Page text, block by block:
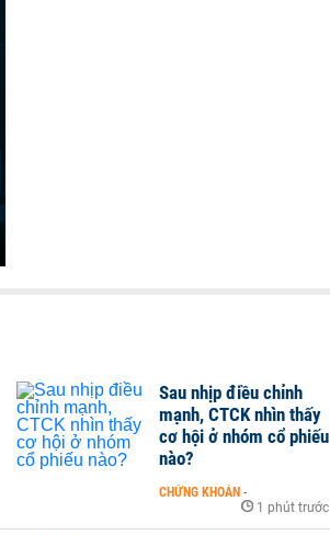
Sau nhịp điều chỉnh
mạnh, CTCK nhìn thấy
cơ hội ở nhóm cổ phiếu
nào?
CHỨNG KHOÁN -
1 phút trước